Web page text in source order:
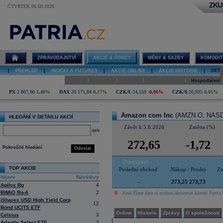
ČTVRTEK 06.08.2026
Amazon com
ZPRAVODAJSTVÍ AKCIE & FONDY MĚNY & SAZBY
PŘEHLED INDEXY A FUTURES AKCIE ONLINE AKCIE HISTORIE
Hospodaření
PX 2 807,90 1,40% DAX 26 171,84 0,17% CZK/€ 24,159 -0,06% CZK/$ 20,935 0,05%
HLEDÁNÍ V DETAILU AKCIÍ
select
Odeslat
Pokročilé hledání
TOP AKCIE
Název
Návštěvy
Agilyx Rg
4
BWAQ Rg-A
2
iShares USD High Yield Corp
Bond UCITS ETF
12
Celsius
3
Amazon com Inc (AMZN.O,
Závěr k 5.8.2026 Změna (%)
272,65 -1,72
Premarket
Poslední obchod
Nákup / Prodej
- 273,25 273,73
R - Real-Time data si mohou aktivovat klienti
Online Historie Zprávy O společnosti